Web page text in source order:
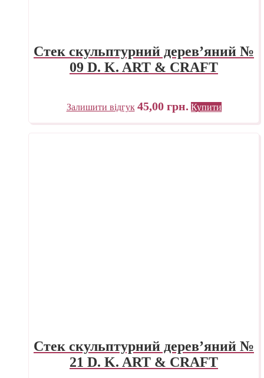
Стек скульптурний дерев’яний №
09 D. K. ART & CRAFT
Залишити відгук 45,00 грн. Купити
Стек скульптурний дерев’яний №
21 D. K. ART & CRAFT